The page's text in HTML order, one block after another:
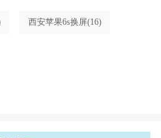
西安苹果6s换屏(16)